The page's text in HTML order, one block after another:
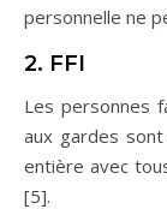
personnelle ne
2. FFI
Les personnes
aux gardes
entière avec
[5].